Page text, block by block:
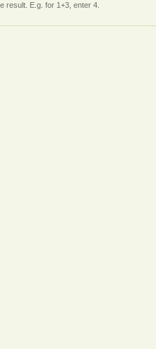
result. E.g. for 1+3, enter 4.